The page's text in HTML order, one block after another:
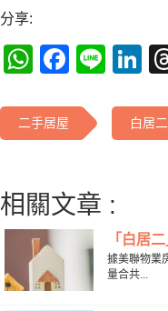
分享:
Line
二手居屋 白居二
相關文章 :
「白居
據美聯物業
量合共...